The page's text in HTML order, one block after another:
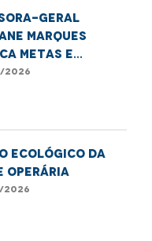
geral
Marques
metas e
da nova
ECOLÓGICO DA
OPERÁRIA